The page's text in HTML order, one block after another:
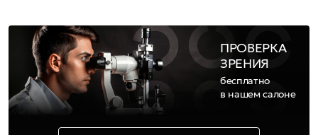
ПРОВЕРКА
ЗРЕНИЯ
бесплатно
в нашем салоне